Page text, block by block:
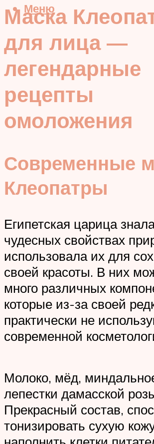
Меню
Маска
для лица —
легендарные
рецепты
омоложения
Современные
Клеопатры
Египетская царица
чудесных свойствах
использовала их для
своей красоты. В них
много различных
которые из-за своей
практически не
современной
Молоко, мёд,
лепестки дамасской
Прекрасный состав,
тонизировать сухую